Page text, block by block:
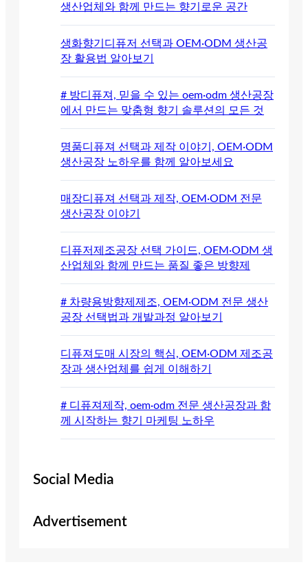
생산업체와 함께 만드는 향기로운 공간
생화향기디퓨저 선택과 OEM·ODM 생산공
장 활용법 알아보기
# 방디퓨져, 믿을 수 있는 oem·odm 생산공장
에서 만드는 맞춤형 향기 솔루션의 모든 것
명품디퓨져 선택과 제작 이야기, OEM·ODM
생산공장 노하우를 함께 알아보세요
매장디퓨져 선택과 제작, OEM·ODM 전문
생산공장 이야기
디퓨저제조공장 선택 가이드, OEM·ODM 생
산업체와 함께 만드는 품질 좋은 방향제
# 차량용방향제제조, OEM·ODM 전문 생산
공장 선택법과 개발과정 알아보기
디퓨져도매 시장의 핵심, OEM·ODM 제조공
장과 생산업체를 쉽게 이해하기
# 디퓨져제작, oem·odm 전문 생산공장과 함
께 시작하는 향기 마케팅 노하우
Social Media
Advertisement